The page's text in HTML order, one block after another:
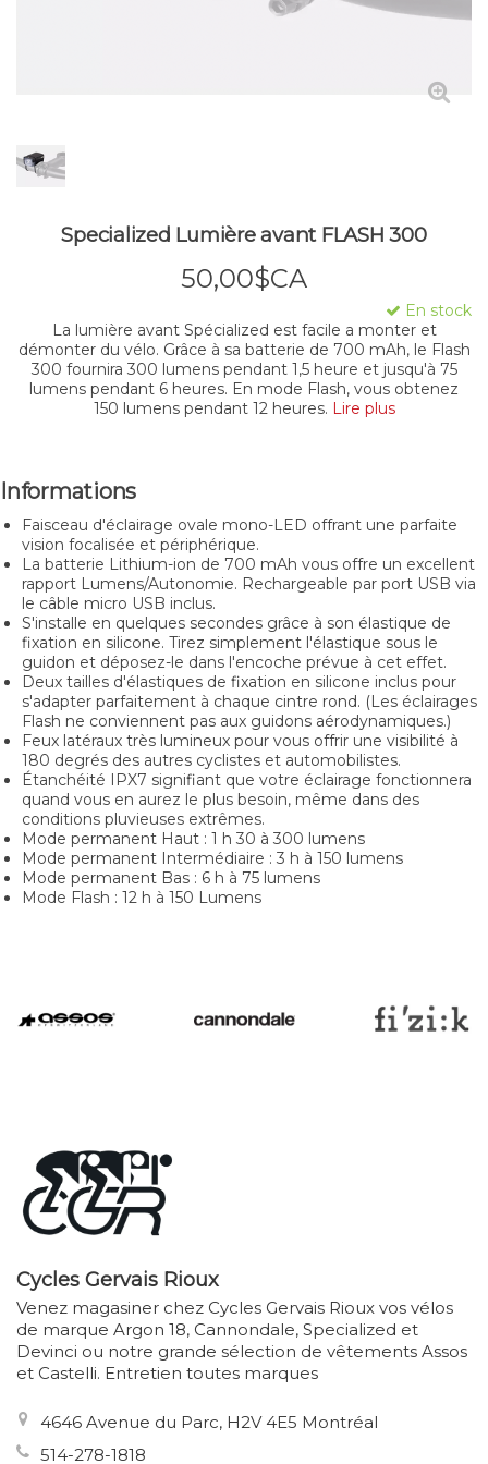
Specialized Lumière avant FLASH 300
50,00$CA
En stock
La lumière avant Spécialized est facile a monter et
démonter du vélo. Grâce à sa batterie de 700 mAh, le Flash
300 fournira 300 lumens pendant 1,5 heure et jusqu'à 75
lumens pendant 6 heures. En mode Flash, vous obtenez
150 lumens pendant 12 heures. Lire plus
Informations
Faisceau d'éclairage ovale mono-LED offrant une parfaite
vision focalisée et périphérique.
La batterie Lithium-ion de 700 mAh vous offre un excellent
rapport Lumens/Autonomie. Rechargeable par port USB via
le câble micro USB inclus.
S'installe en quelques secondes grâce à son élastique de
fixation en silicone. Tirez simplement l'élastique sous le
guidon et déposez-le dans l'encoche prévue à cet effet.
Deux tailles d'élastiques de fixation en silicone inclus pour
s'adapter parfaitement à chaque cintre rond. (Les éclairages
Flash ne conviennent pas aux guidons aérodynamiques.)
Feux latéraux très lumineux pour vous offrir une visibilité à
180 degrés des autres cyclistes et automobilistes.
Étanchéité IPX7 signifiant que votre éclairage fonctionnera
quand vous en aurez le plus besoin, même dans des
conditions pluvieuses extrêmes.
Mode permanent Haut : 1 h 30 à 300 lumens
Mode permanent Intermédiaire : 3 h à 150 lumens
Mode permanent Bas : 6 h à 75 lumens
Mode Flash : 12 h à 150 Lumens
Cycles Gervais Rioux
Venez magasiner chez Cycles Gervais Rioux vos vélos
de marque Argon 18, Cannondale, Specialized et
Devinci ou notre grande sélection de vêtements Assos
et Castelli. Entretien toutes marques
4646 Avenue du Parc, H2V 4E5 Montréal
514-278-1818